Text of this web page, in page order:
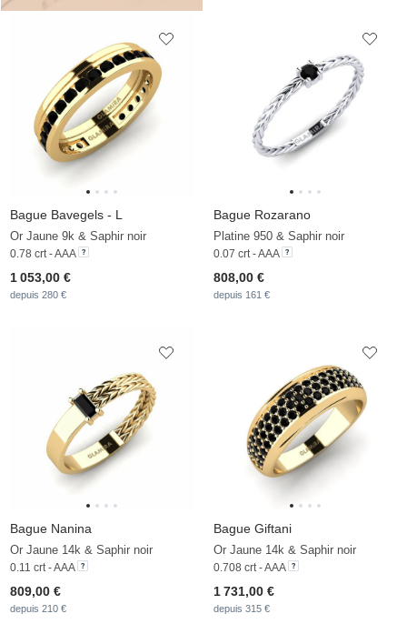
Bague Bavegels - L
Or Jaune 9k & Saphir noir
0.78 crt - AAA
1 053,00 €
depuis 280 €
Bague Rozarano
Platine 950 & Saphir noir
0.07 crt - AAA
808,00 €
depuis 161 €
Bague Nanina
Or Jaune 14k & Saphir noir
0.11 crt - AAA
809,00 €
depuis 210 €
Bague Giftani
Or Jaune 14k & Saphir noir
0.708 crt - AAA
1 731,00 €
depuis 315 €